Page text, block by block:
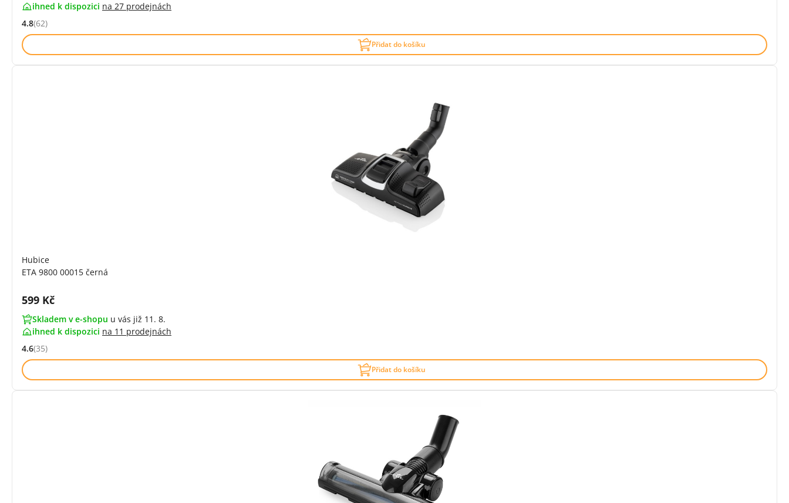
ihned k dispozici na 27 prodejnách
Hodnocení: 4.8 z 5 (62 recenzí)
4.8(62)
Přidat do košíku
Hubice
ETA 9800 00015 černá
Cena s DPH:
599 Kč
Skladem v e-shopu u vás již 11. 8.
ihned k dispozici na 11 prodejnách
Hodnocení: 4.6 z 5 (35 recenzí)
4.6(35)
Přidat do košíku